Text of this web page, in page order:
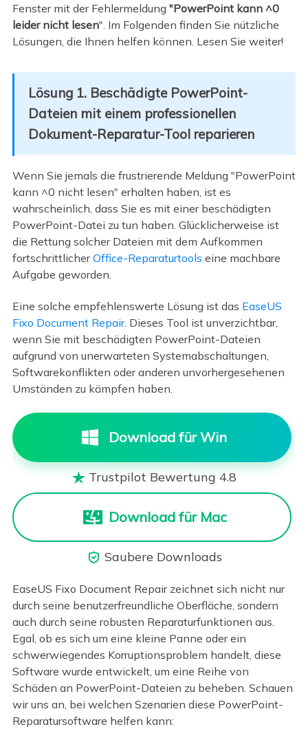
Fenster mit der Fehlermeldung "PowerPoint kann ^0
leider nicht lesen". Im Folgenden finden Sie nützliche
Lösungen, die Ihnen helfen können. Lesen Sie weiter!
Lösung 1. Beschädigte PowerPoint-
Dateien mit einem professionellen
Dokument-Reparatur-Tool reparieren
Wenn Sie jemals die frustrierende Meldung "PowerPoint
kann ^0 nicht lesen" erhalten haben, ist es
wahrscheinlich, dass Sie es mit einer beschädigten
PowerPoint-Datei zu tun haben. Glücklicherweise ist
die Rettung solcher Dateien mit dem Aufkommen
fortschrittlicherOffice-Reparaturtools eine machbare
Aufgabe geworden.
Eine solche empfehlenswerte Lösung ist das EaseUS
Fixo Document Repair. Dieses Tool ist unverzichtbar,
wenn Sie mit beschädigten PowerPoint-Dateien
aufgrund von unerwarteten Systemabschaltungen,
Softwarekonflikten oder anderen unvorhergesehenen
Umständen zu kämpfen haben.
Download für Win
 Trustpilot Bewertung 4.8
Download für Mac
 Saubere Downloads
EaseUS Fixo Document Repair zeichnet sich nicht nur
durch seine benutzerfreundliche Oberfläche, sondern
auch durch seine robusten Reparaturfunktionen aus.
Egal, ob es sich um eine kleine Panne oder ein
schwerwiegendes Korruptionsproblem handelt, diese
Software wurde entwickelt, um eine Reihe von
Schäden an PowerPoint-Dateien zu beheben. Schauen
wir uns an, bei welchen Szenarien diese PowerPoint-
Reparatursoftware helfen kann: